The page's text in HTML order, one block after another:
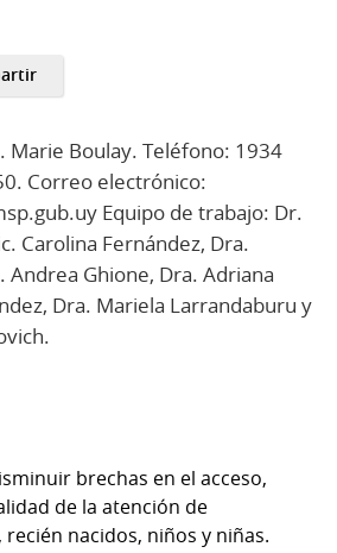
Marie Boulay. Teléfono: 1934
Correo electrónico:
Equipo de trabajo: Dr.
Carolina Fernández, Dra.
Andrea Ghione, Dra. Adriana
Dra. Mariela Larrandaburu y
brechas en el acceso,
de la atención de
recién nacidos, niños y niñas.